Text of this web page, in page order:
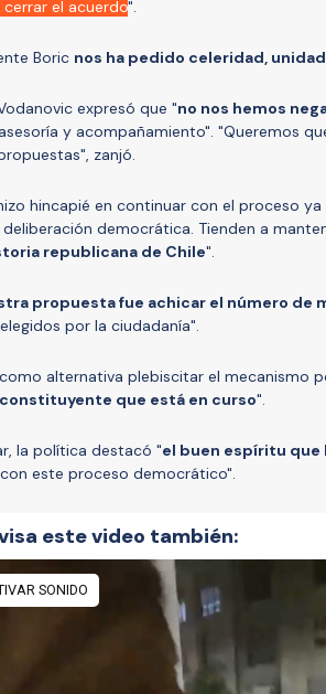
el acuerdo".
Boric nos ha pedido celeridad,
expresó que "no nos hemos
y acompañamiento". "Queremos
zanjó.
hincapié en continuar con el proceso
democrática. Tienden a
republicana de Chile".
propuesta fue achicar el número de
por la ciudadanía".
alternativa plebiscitar el mecanismo
que está en curso".
la política destacó "el buen espíritu que
este proceso democrático".
este video también: